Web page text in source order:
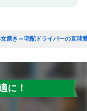
磨き～宅配ドライバーの直球
に！